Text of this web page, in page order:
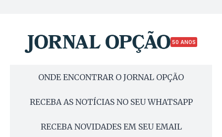
50 ANOS
ONDE ENCONTRAR O JORNAL OPÇÃO
RECEBA AS NOTÍCIAS NO SEU WHATSAPP
RECEBA NOVIDADES EM SEU EMAIL